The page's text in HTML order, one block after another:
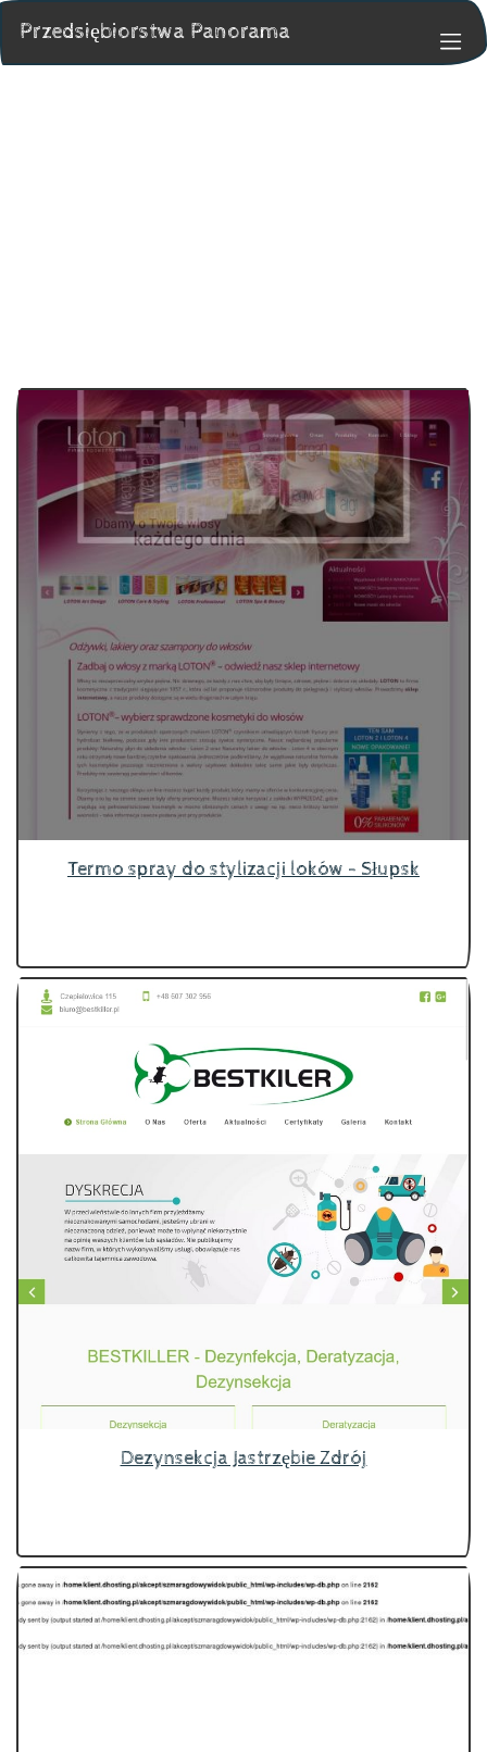
Przedsiębiorstwa Panorama
Termo spray do stylizacji loków - Słupsk
Dezynsekcja Jastrzębie Zdrój